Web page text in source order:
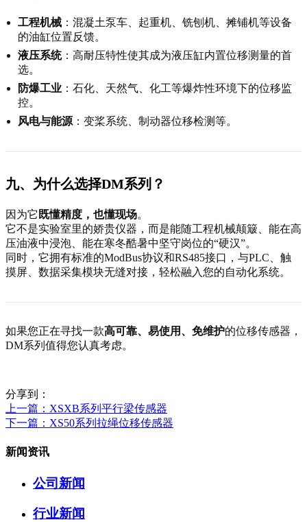
工程机械 ：混凝土泵车、起重机、铣刨机、摊铺机等设备
的油缸位置反馈。
液压系统：高耐压特性使其成为液压缸内置位移测量的首
选。
防爆工业 ：石化、天然气、化工等爆炸性环境下的位移监
控。
风电与能源 ：变桨系统、制动器位移检测等。
九、为什么选择DM系列？
因为它 既懂精度，也懂现场。
它不是实验室里的娇贵仪器，而是能随工程机械颠簸、能在高
压油液中浸泡、能在寒冬酷暑中坚守岗位的“硬汉”。
同时，它拥有标准的ModBus协议和RS485接口，与PLC、触
摸屏、数据采集模块无缝对接，轻松融入您的自动化系统。
如果您正在寻找一款高可靠、易使用、免维护的位移传感器，
DM系列值得您认真考虑。
分享到：
上一篇 ：XSXB系列平行梁传感器
下一篇 ：XS50系列拉绳位移传感器
新闻资讯
公司新闻
行业新闻